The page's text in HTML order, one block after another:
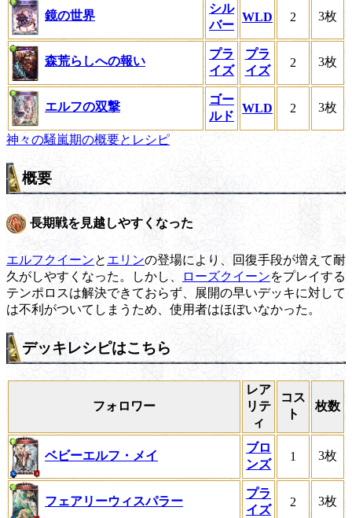
鏡の世界
シル
バー
WLD 2 3枚
森荒らしへの報い
プラ
イズ
プラ
イズ
2 3枚
エルフの双撃
ゴー
ルド
WLD 2 3枚
神々の騒嵐期の概要とレシピ
概要
長期戦を見越しやすくなった
エルフクイーンと エリンの登場により、回復手段が増えて耐
久がしやすくなった。しかし、
ローズクイーンをプレイする
テンポロスは解決できておらず、展開の早いデッキに対して
は不利がついてしまうため、使用者はほぼいなかった。
デッキレシピはこちら
フォロワー
レア
リテ
ィ
コス
ト
枚数
ベビーエルフ・メイ
ブロ
ンズ
1 3枚
フェアリーウィスパラー
プラ
イズ
2 3枚